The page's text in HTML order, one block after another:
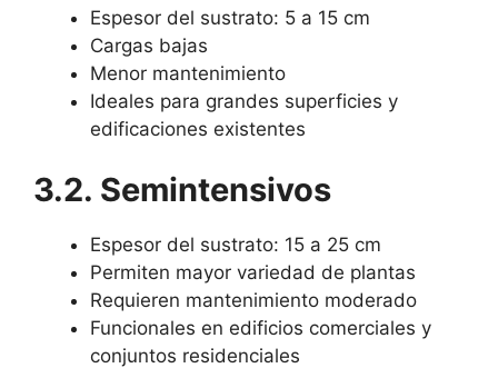
Espesor del sustrato: 5 a 15 cm
Cargas bajas
Menor mantenimiento
Ideales para grandes superficies y
edificaciones existentes
3.2. Semintensivos
Espesor del sustrato: 15 a 25 cm
Permiten mayor variedad de plantas
Requieren mantenimiento moderado
Funcionales en edificios comerciales y
conjuntos residenciales